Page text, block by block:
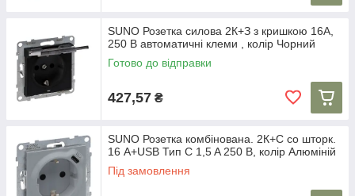
SUNO Розетка силова 2К+З з кришкою 16А,
250 В автоматичні клеми , колір Чорний
Готово до відправки
427,57 ₴
SUNO Розетка комбінована. 2К+С со шторк.
16 A+USB Тип C 1,5 A 250 В, колір Алюміній
Під замовлення